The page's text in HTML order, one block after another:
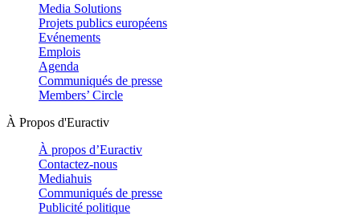
Media Solutions
Projets publics européens
Evénements
Emplois
Agenda
Communiqués de presse
Members’ Circle
À Propos d'Euractiv
À propos d’Euractiv
Contactez-nous
Mediahuis
Communiqués de presse
Publicité politique